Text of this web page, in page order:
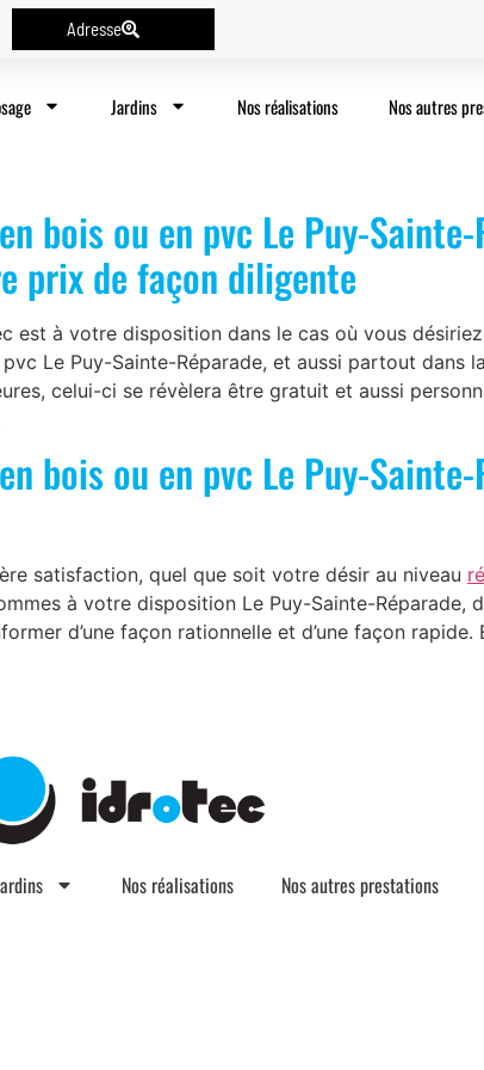
Adresse
Jardins Nos réalisations Nos autres
bois ou en pvc Le Puy-
prix de façon diligente
est à votre disposition dans le cas où vous
Le Puy-Sainte-Réparade, et aussi partout dans
celui-ci se révèlera être gratuit et aussi
bois ou en pvc Le Puy-
satisfaction, quel que soit votre désir au niveau
à votre disposition Le Puy-Sainte-Réparade,
d’une façon rationnelle et d’une façon rapide.
Nos réalisations Nos autres prestations